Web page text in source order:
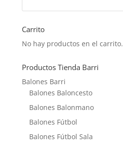
Carrito
No hay productos en el carrito.
Productos Tienda Barri
Balones Barri
Balones Baloncesto
Balones Balonmano
Balones Fútbol
Balones Fútbol Sala